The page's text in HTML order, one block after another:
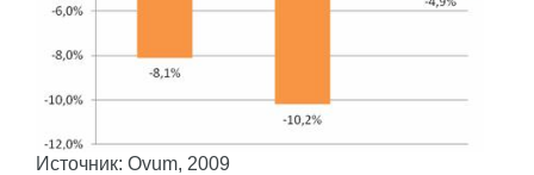
Источник: Ovum, 2009